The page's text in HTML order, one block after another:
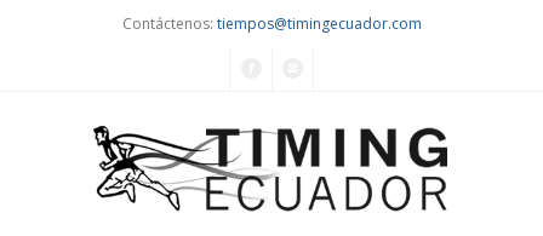
Contáctenos: tiempos@timingecuador.com